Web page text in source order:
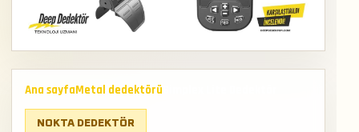
Ana sayfaMetal dedektörü
NOKTA DEDEKTÖR